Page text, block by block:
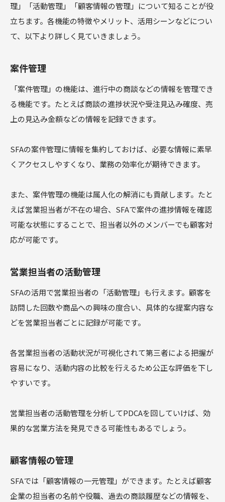
理」「活動管理」「顧客情報の管理」について知ることが役
立ちます。各機能の特徴やメリット、活用シーンなどについ
て、以下より詳しく見ていきましょう。
案件管理
「案件管理」の機能は、進行中の商談などの情報を管理でき
る機能です。たとえば商談の進捗状況や受注見込み確度、売
上の見込み金額などの情報を記録できます。
SFAの案件管理に情報を集約しておけば、必要な情報に素早
くアクセスしやすくなり、業務の効率化が期待できます。
また、案件管理の機能は属人化の解消にも貢献します。たと
えば営業担当者が不在の場合、SFAで案件の進捗情報を確認
可能な状態にすることで、担当者以外のメンバーでも顧客対
応が可能です。
営業担当者の活動管理
SFAの活用で営業担当者の「活動管理」も行えます。顧客を
訪問した回数や商品への興味の度合い、具体的な提案内容な
どを営業担当者ごとに記録が可能です。
各営業担当者の活動状況が可視化されて第三者による把握が
容易になり、活動内容の比較を行えるため公正な評価を下し
やすいです。
営業担当者の活動管理を分析してPDCAを回していけば、効
果的な営業方法を発見できる可能性もあるでしょう。
顧客情報の管理
SFAでは「顧客情報の一元管理」ができます。たとえば顧客
企業の担当者の名前や役職、過去の商談履歴などの情報を、